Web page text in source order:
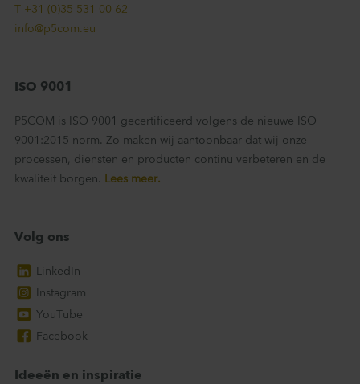
T +31 (0)35 531 00 62
info@p5com.eu
ISO 9001
P5COM is ISO 9001 gecertificeerd volgens de nieuwe ISO
9001:2015 norm. Zo maken wij aantoonbaar dat wij onze
processen, diensten en producten continu verbeteren en de
kwaliteit borgen.
Lees meer.
Volg ons
LinkedIn
Instagram
YouTube
Facebook
Ideeën en inspiratie